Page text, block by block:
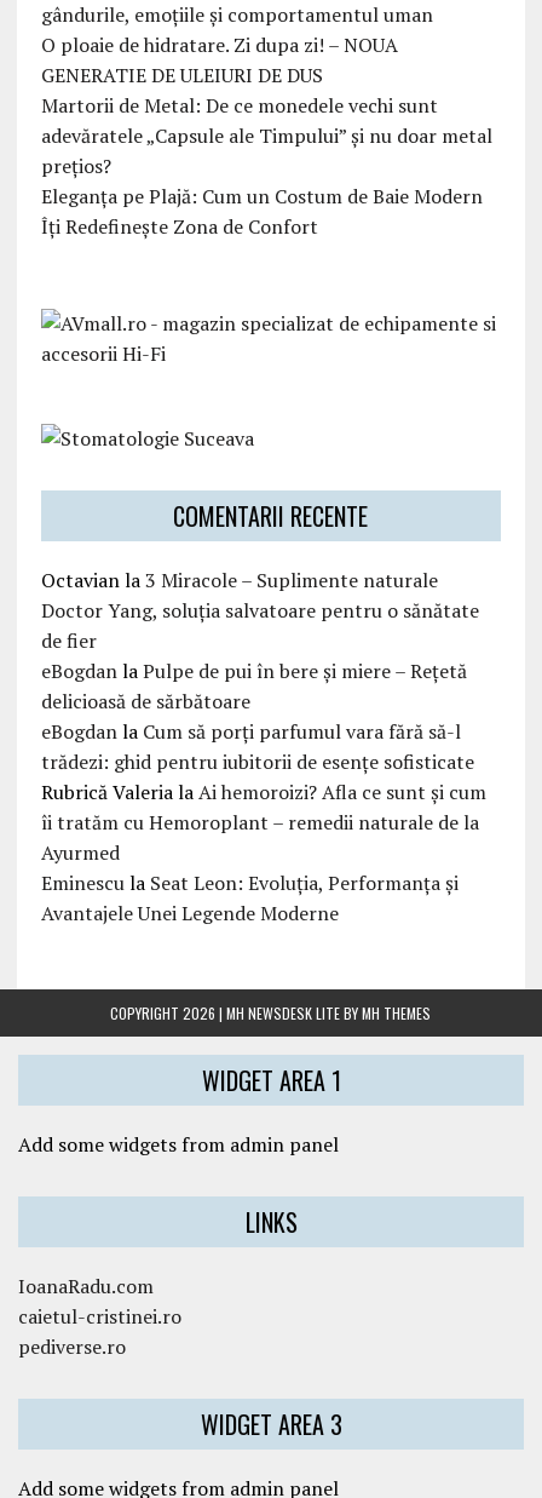
gândurile, emoțiile și comportamentul uman
O ploaie de hidratare. Zi dupa zi! – NOUA
GENERATIE DE ULEIURI DE DUS
Martorii de Metal: De ce monedele vechi sunt
adevăratele „Capsule ale Timpului” și nu doar metal
prețios?
Eleganța pe Plajă: Cum un Costum de Baie Modern
Îți Redefinește Zona de Confort
COMENTARII RECENTE
Octavianla3 Miracole – Suplimente naturale
Doctor Yang, soluția salvatoare pentru o sănătate
de fier
eBogdanlaPulpe de pui în bere și miere – Rețetă
delicioasă de sărbătoare
eBogdanla Cum să porți parfumul vara fără să-l
trădezi: ghid pentru iubitorii de esențe sofisticate
Rubrică ValerialaAi hemoroizi? Afla ce sunt și cum
îi tratăm cu Hemoroplant – remedii naturale de la
Ayurmed
Eminescula Seat Leon: Evoluția, Performanța și
Avantajele Unei Legende Moderne
COPYRIGHT 2026 | MH NEWSDESK LITE BYMH THEMES
WIDGET AREA 1
Add some widgets from admin panel
LINKS
IoanaRadu.com
caietul-cristinei.ro
pediverse.ro
WIDGET AREA 3
Add some widgets from admin panel